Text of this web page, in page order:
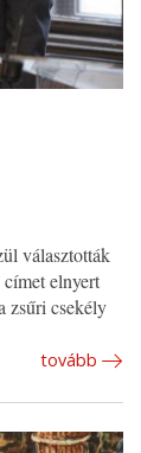
választották
elnyert
zsűri csekély
tovább